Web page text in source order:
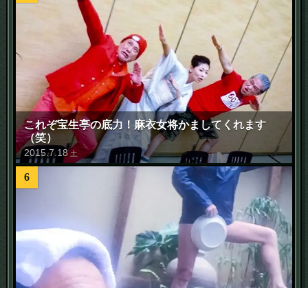
これぞ宝生亭の底力！麻衣女将かましてくれます
（笑）
2015.7. 18 土
6